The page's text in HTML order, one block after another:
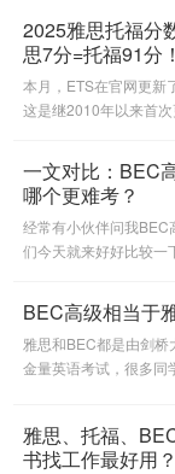
2025雅思托福分
思7分=托福91分！
本月，ETS在官网更新
这是继2010年以来首
参考答案。
一文对比：BEC
哪个更难考？
经常有小伙伴问我BEC
们今天就来好好比较一
BEC高级相当于
雅思和BEC都是由剑
金量英语考试，很多同
又相当于雅思的几分？
雅思、托福、
书找工作最好用？